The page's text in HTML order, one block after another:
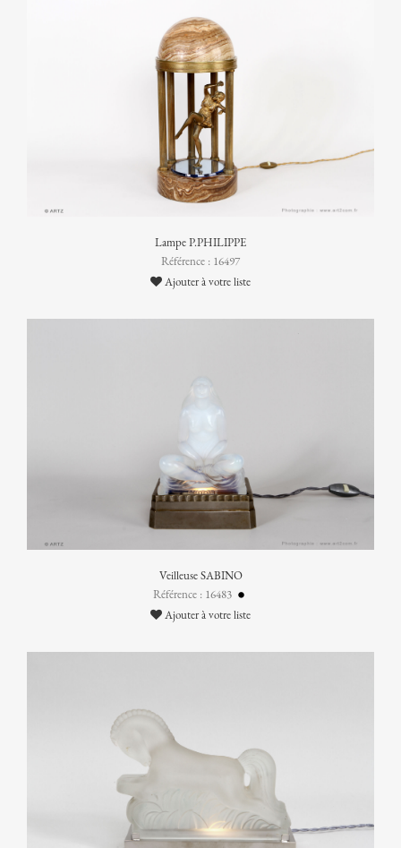
Lampe P.PHILIPPE
Référence : 16497
Ajouter à votre liste
Veilleuse SABINO
Référence : 16483
Ajouter à votre liste